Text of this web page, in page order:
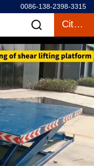
0086-138-2398-3315
Citation